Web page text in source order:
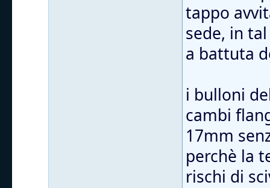
tappo
sede, in
a battuta
i bulloni
cambi
17mm
perchè la
rischi di